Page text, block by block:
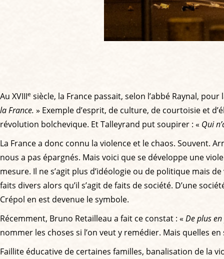
Au XVIIIe siècle, la France passait, selon l’abbé Raynal,
la France. » Exemple d’esprit, de culture, de courtoisie et
révolution bolchevique. Et Talleyrand put soupirer : « Qui
La France a donc connu la violence et le chaos. Souvent.
nous a pas épargnés. Mais voici que se développe une
mesure. Il ne s’agit plus d’idéologie ou de politique mais
faits divers alors qu’il s’agit de faits de société. D’une
Crépol en est devenue le symbole.
Récemment, Bruno Retailleau a fait ce constat : «De plus
nommer les choses si l’on veut y remédier. Mais quelles en
Faillite éducative de certaines familles, banalisation de la